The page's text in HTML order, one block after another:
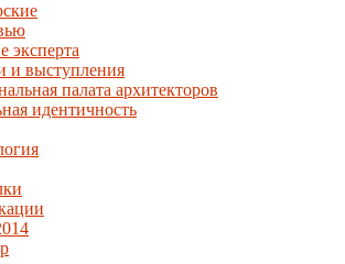
эксперта
и выступления
палата архитекторов
идентичность